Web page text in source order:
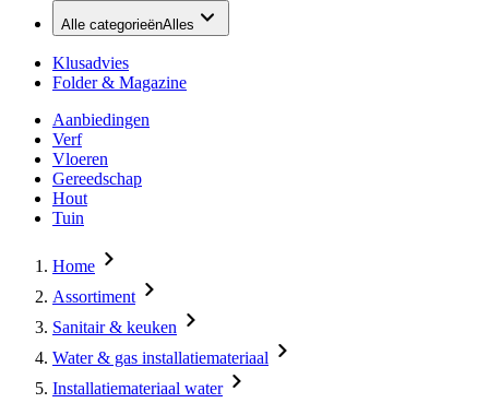
Alle categorieënAlles
Klusadvies
Folder & Magazine
Aanbiedingen
Verf
Vloeren
Gereedschap
Hout
Tuin
Home
Assortiment
Sanitair & keuken
Water & gas installatiemateriaal
Installatiemateriaal water